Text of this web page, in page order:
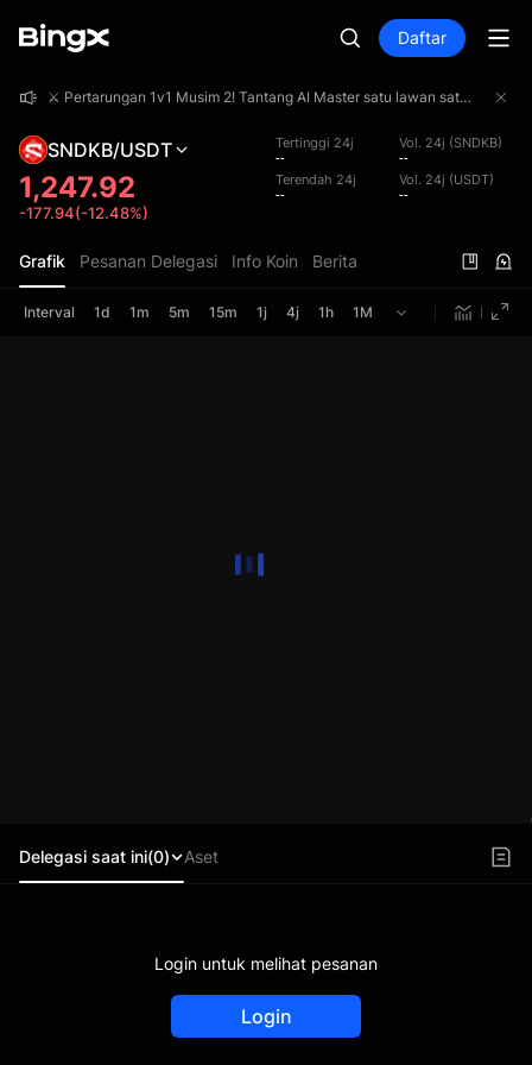
Daftar
⚔️ Pertarungan 1v1 Musim 2! Tantang AI Master satu lawan satu dan ambil bagian dari total hadiah 4.000.000 USDT!
SNDKB/USDT
1,247.92
-177.94(-12.48%)
Tertinggi 24j
--
Vol. 24j (SNDKB)
--
Terendah 24j
--
Vol. 24j (USDT)
--
Grafik Pesanan Delegasi Info Koin Berita
Interval 1d 1m 5m 15m 1j 4j 1h 1M
Delegasi saat ini(0) Aset
Login untuk melihat pesanan
Login